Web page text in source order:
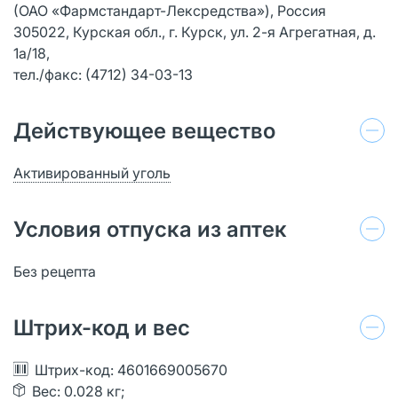
(ОАО «Фармстандарт-Лексредства»), Россия
305022, Курская обл., г. Курск, ул. 2-я Агрегатная, д.
1а/18,
тел./факс: (4712) 34-03-13
Действующее вещество
Активированный уголь
Условия отпуска из аптек
Без рецепта
Штрих-код и вес
Штрих-код: 4601669005670
Вес: 0.028 кг;